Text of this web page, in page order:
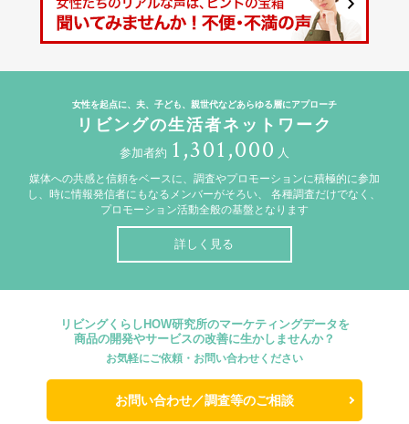
女性を起点に、夫、子ども、親世代などあらゆる層にアプローチ
リビングの生活者ネットワーク
参加者約 1,301,000 人
媒体への共感と信頼をベースに、調査やプロモーションに積極的に参加
し、時に情報発信者にもなるメンバーがそろい、
各種調査だけでなく、
プロモーション活動全般の基盤となります
詳しく見る
リビングくらしHOW研究所のマーケティングデータを
商品の開発やサービスの改善に生かしませんか？
お気軽にご依頼・お問い合わせください
お問い合わせ／調査等のご相談